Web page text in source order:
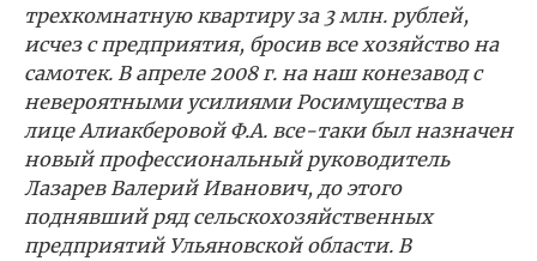
трехкомнатную квартиру за 3 млн. рублей,
исчез с предприятия, бросив все хозяйство на
самотек. В апреле 2008 г. на наш конезавод с
невероятными усилиями Росимущества в
лице Алиакберовой Ф.А. все-таки был назначен
новый профессиональный руководитель
Лазарев Валерий Иванович, до этого
поднявший ряд сельскохозяйственных
предприятий Ульяновской области. В